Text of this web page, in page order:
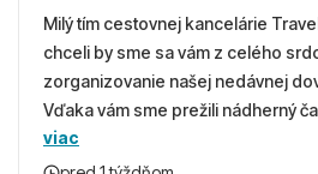
Milý tím cestovnej kancelárie
chceli by sme sa vám z celého
zorganizovanie našej nedávnej
Vďaka vám sme prežili nádherný
ešte dlho s úsmevom spomínať.
absolútne hladko – od prvotného
viac